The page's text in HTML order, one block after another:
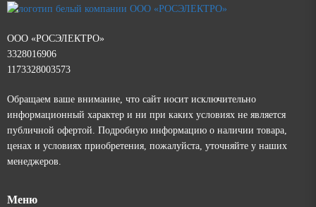
ООО «РОСЭЛЕКТРО»
3328016906
1173328003573
Обращаем ваше внимание, что сайт носит исключительно
информационный характер и ни при каких условиях не является
публичной офертой. Подробную информацию о наличии товара,
ценах и условиях приобретения, пожалуйста, уточняйте у наших
менеджеров.
Меню